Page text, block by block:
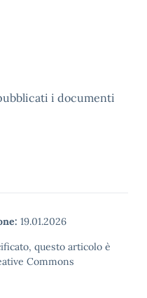
i documenti
19.01.2026
questo articolo è
Commons